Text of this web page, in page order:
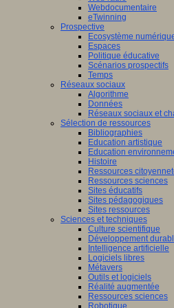
Webdocumentaire
eTwinning
Prospective
Ecosystème
Espaces
Politique éducative
Scénarios prospectifs
Temps
Réseaux sociaux
Algorithme
Données
Réseaux sociaux et
Sélection de ressources
Bibliographies
Education artistique
Education
Histoire
Ressources
Ressources sciences
Sites éducatifs
Sites pédagogiques
Sites ressources
Sciences et techniques
Culture scientifique
Développement
Intelligence artificielle
Logiciels libres
Métavers
Outils et logiciels
Réalité augmentée
Ressources sciences
Robotique